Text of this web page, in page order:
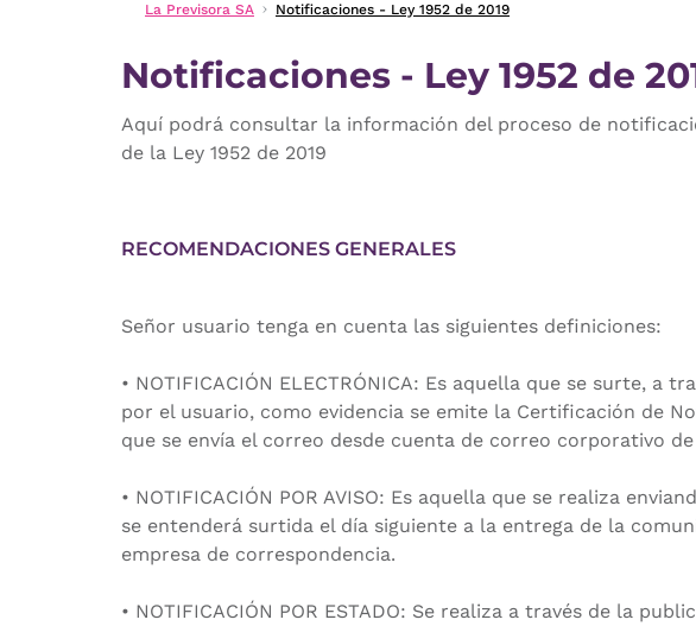
La Previsora SA Notificaciones - Ley 1952 de 2019
Notificaciones - Ley 1952 de
Aquí podrá consultar la información del proceso de
de la Ley 1952 de 2019
RECOMENDACIONES GENERALES
Señor usuario tenga en cuenta las siguientes definiciones:
• NOTIFICACIÓN ELECTRÓNICA: Es aquella que se surte,
por el usuario, como evidencia se emite la Certificación de
que se envía el correo desde cuenta de correo corporativo
• NOTIFICACIÓN POR AVISO: Es aquella que se realiza
se entenderá surtida el día siguiente a la entrega de la
empresa de correspondencia.
• NOTIFICACIÓN POR ESTADO: Se realiza a través de la